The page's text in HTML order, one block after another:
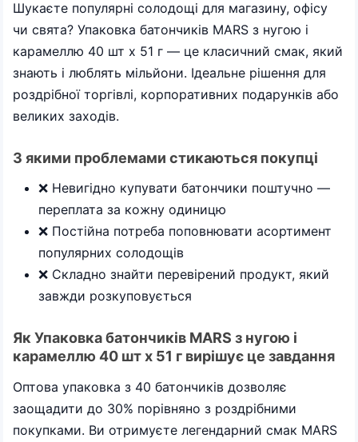
Шукаєте популярні солодощі для магазину, офісу
чи свята? Упаковка батончиків MARS з нугою і
карамеллю 40 шт х 51 г — це класичний смак, який
знають і люблять мільйони. Ідеальне рішення для
роздрібної торгівлі, корпоративних подарунків або
великих заходів.
З якими проблемами стикаються покупці
❌ Невигідно купувати батончики поштучно —
переплата за кожну одиницю
❌ Постійна потреба поповнювати асортимент
популярних солодощів
❌ Складно знайти перевірений продукт, який
завжди розкуповується
Як Упаковка батончиків MARS з нугою і
карамеллю 40 шт х 51 г вирішує це завдання
Оптова упаковка з 40 батончиків дозволяє
заощадити до 30% порівняно з роздрібними
покупками. Ви отримуєте легендарний смак MARS